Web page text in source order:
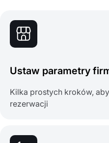
Ustaw parametry
Kilka prostych kroków,
rezerwacji